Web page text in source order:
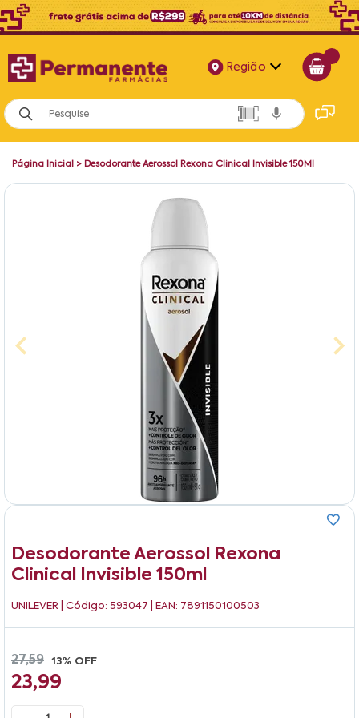
Região
Alagoas
Bahia
Página Inicial > Desodorante Aerossol Rexona Clinical Invisible 150Ml
Desodorante Aerossol Rexona
Clinical Invisible 150ml
UNILEVER | Código: 593047 | EAN: 7891150100503
27,59 13% OFF
23,99